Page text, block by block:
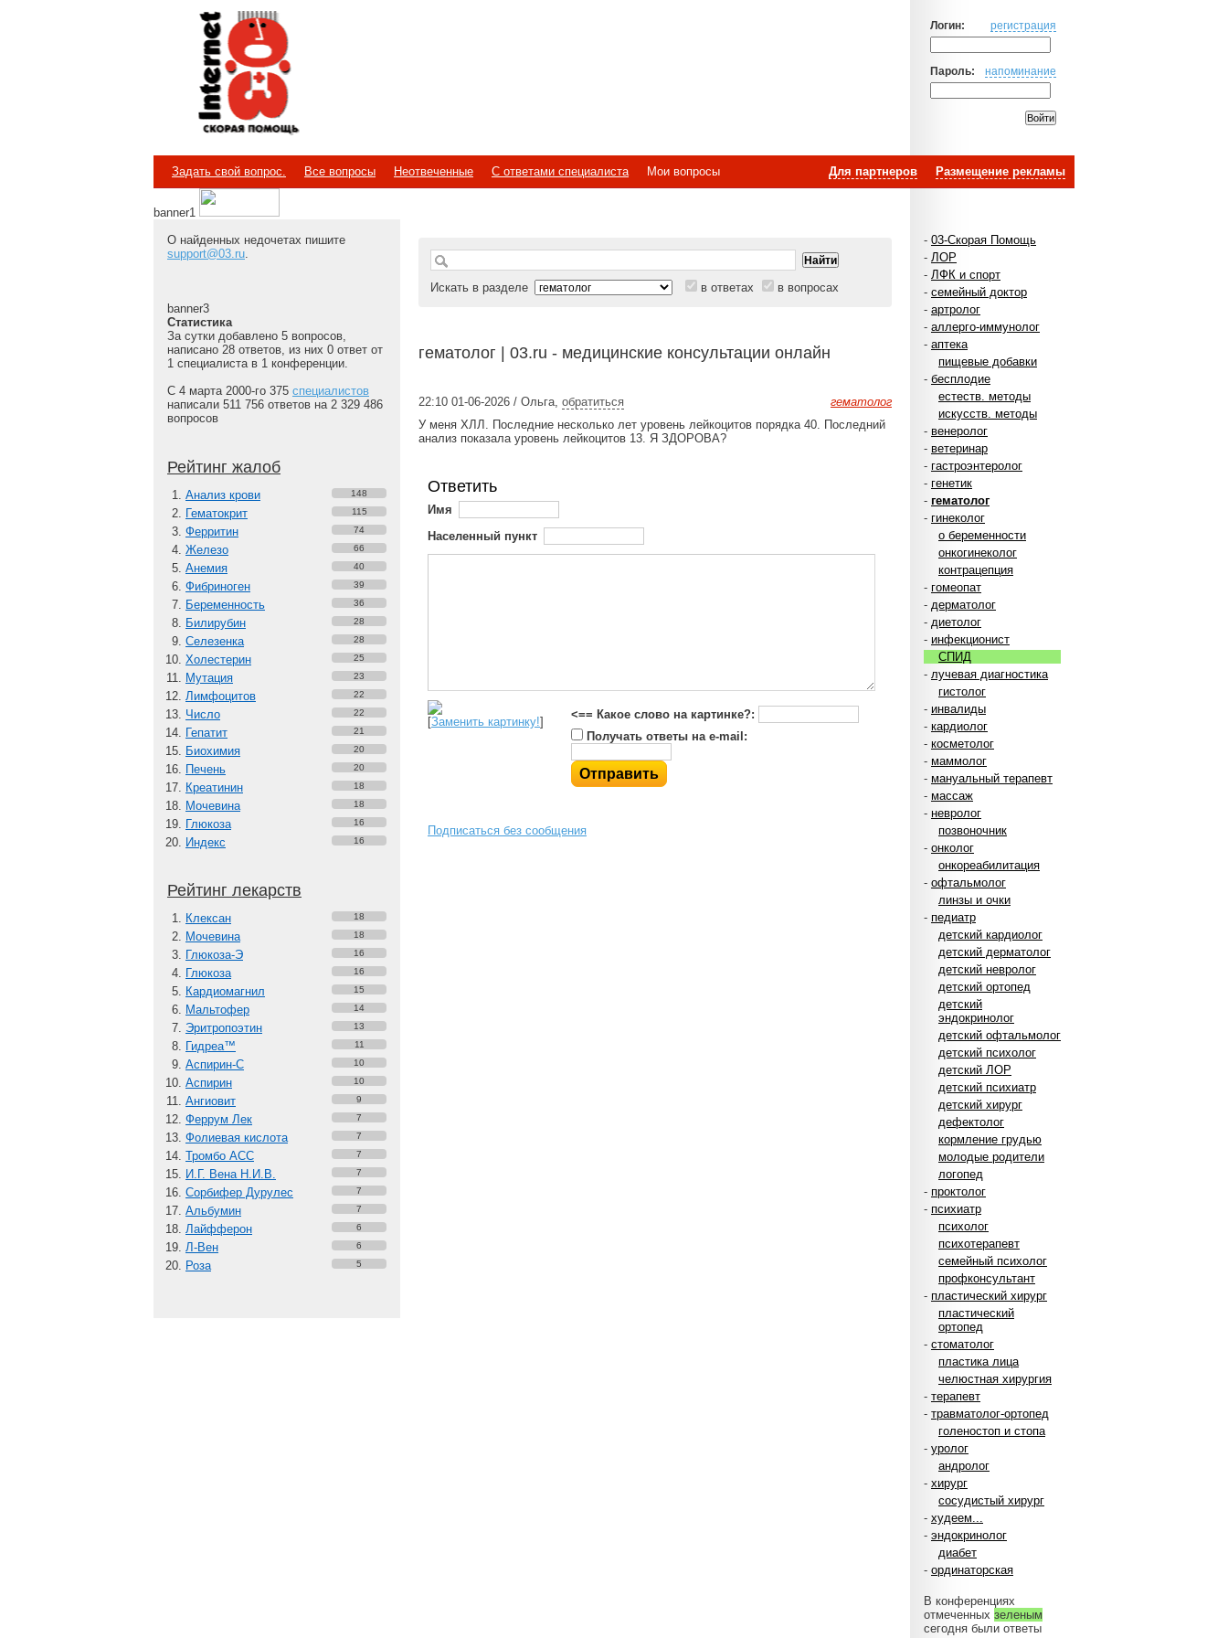
Логин: регистрация
Пароль: напоминание
Internet
Скорая помощь
Размещение рекламы
Для партнеров
Задать свой вопрос. Все вопросы Неотвеченные С ответами специалиста Мои вопросы
banner1
- 03-Скорая Помощь
- ЛОР
- ЛФК и спорт
- семейный доктор
- артролог
- аллерго-иммунолог
- аптека
пищевые добавки
- бесплодие
естеств. методы
искусств. методы
- венеролог
- ветеринар
- гастроэнтеролог
- генетик
- гематолог
- гинеколог
о беременности
онкогинеколог
контрацепция
- гомеопат
- дерматолог
- диетолог
- инфекционист
СПИД
- лучевая диагностика
гистолог
- инвалиды
- кардиолог
- косметолог
- маммолог
- мануальный терапевт
- массаж
- невролог
позвоночник
- онколог
онкореабилитация
- офтальмолог
линзы и очки
- педиатр
детский кардиолог
детский дерматолог
детский невролог
детский ортопед
детский
эндокринолог
детский офтальмолог
детский психолог
детский ЛОР
детский психиатр
детский хирург
дефектолог
кормление грудью
молодые родители
логопед
- проктолог
- психиатр
психолог
психотерапевт
семейный психолог
профконсультант
- пластический хирург
пластический
ортопед
- стоматолог
пластика лица
челюстная хирургия
- терапевт
- травматолог-ортопед
голеностоп и стопа
- уролог
андролог
- хирург
сосудистый хирург
- худеем...
- эндокринолог
диабет
- ординаторская
В конференциях
отмеченных зеленым
сегодня были ответы
О найденных недочетах пишите
support@03.ru.
banner3
Статистика
За сутки добавлено 5 вопросов,
написано 28 ответов, из них 0 ответ от
1 специалиста в 1 конференции.
С 4 марта 2000-го 375 специалистов
написали 511 756 ответов на 2 329 486
вопросов
Рейтинг жалоб
Анализ крови 148
Гематокрит 115
Ферритин 74
Железо 66
Анемия 40
Фибриноген 39
Беременность 36
Билирубин 28
Селезенка 28
Холестерин 25
Мутация 23
Лимфоцитов 22
Число 22
Гепатит 21
Биохимия 20
Печень 20
Креатинин 18
Мочевина 18
Глюкоза 16
Индекс 16
Рейтинг лекарств
Клексан 18
Мочевина 18
Глюкоза-Э 16
Глюкоза 16
Кардиомагнил 15
Мальтофер 14
Эритропоэтин 13
Гидреа™ 11
Аспирин-C 10
Аспирин 10
Ангиовит 9
Феррум Лек 7
Фолиевая кислота 7
Тромбо АСС 7
И.Г. Вена Н.И.В. 7
Сорбифер Дурулес 7
Альбумин 7
Лайфферон 6
Л-Вен 6
Роза 5
Искать в разделе в ответах в вопросах
гематолог | 03.ru - медицинские консультации онлайн
гематолог
22:10 01-06-2026 / Ольга, обратиться
У меня ХЛЛ. Последние несколько лет уровень лейкоцитов порядка 40. Последний
анализ показала уровень лейкоцитов 13. Я ЗДОРОВА?
Ответить
Имя
Населенный пункт
[Заменить картинку!]
<== Какое слово на картинке?:
Получать ответы на e-mail:
Подписаться без сообщения